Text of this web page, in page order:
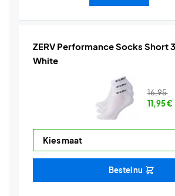
ZERV Performance Socks Short
White
16,95
11,95€
Bestel nu